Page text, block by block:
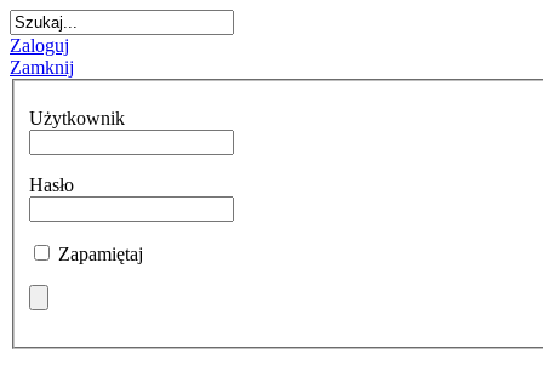
Zaloguj
Zamknij
Użytkownik
Hasło
Zapamiętaj